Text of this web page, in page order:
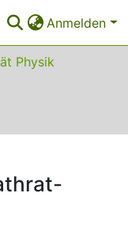
Anmelden
Physik